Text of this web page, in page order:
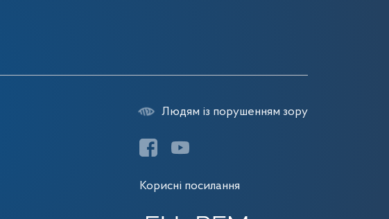
Людям із порушенням зору
Корисні посилання